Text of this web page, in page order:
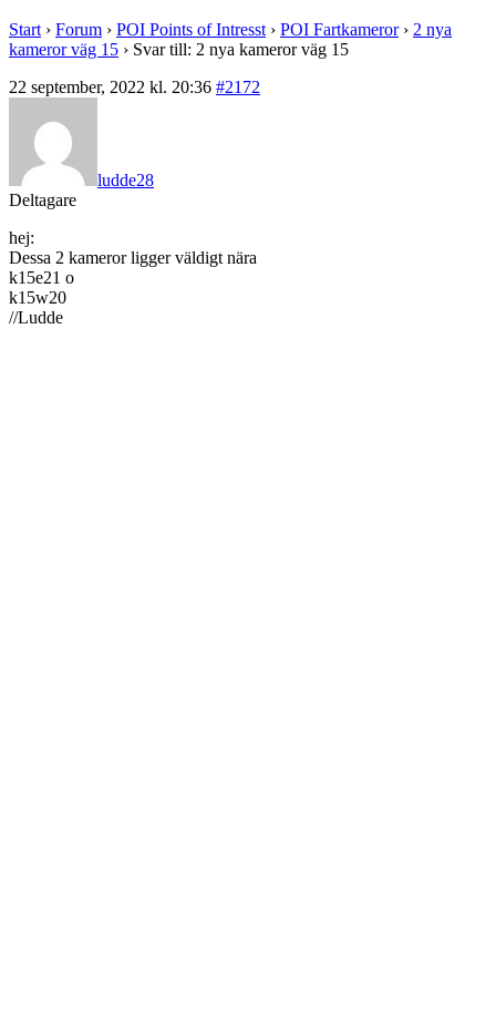
Start › Forum › POI Points of Intresst › POI Fartkameror › 2 nya
kameror väg 15 › Svar till: 2 nya kameror väg 15
22 september, 2022 kl. 20:36 #2172
ludde28
Deltagare
hej:
Dessa 2 kameror ligger väldigt nära
k15e21 o
k15w20
//Ludde